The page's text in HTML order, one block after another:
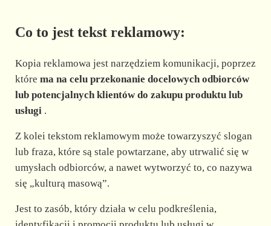
Co to jest tekst reklamowy:
Kopia reklamowa jest narzędziem komunikacji, poprzez
które ma na celu przekonanie docelowych odbiorców
lub potencjalnych klientów do zakupu produktu lub
usługi.
Z kolei tekstom reklamowym może towarzyszyć slogan
lub fraza, które są stale powtarzane, aby utrwalić się w
umysłach odbiorców, a nawet wytworzyć to, co nazywa
się „kulturą masową”.
Jest to zasób, który działa w celu podkreślenia,